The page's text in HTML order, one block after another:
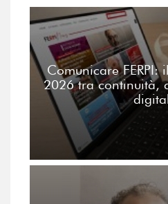
Comunicare FERPI:
2026 tra continuità,